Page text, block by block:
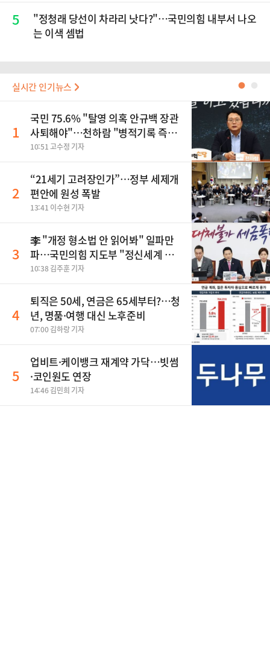
5
​"정청래 당선이 차라리 낫다?"…국민의힘 내부서 나오
는 이색 셈법
실시간 인기뉴스 ●
1
국민 75.6% "탈영 의혹 안규백 장관
사퇴해야"…천하람 "병적기록 즉각
공개하라"
10:51 고수정 기자
2
“21세기 고려장인가”…정부 세제개
편안에 원성 폭발
13:41 이수현 기자
3
李 "개정 형소법 안 읽어봐" 일파만
파…국민의힘 지도부 "정신세계 궁
금하다"
10:38 김주훈 기자
4
퇴직은 50세, 연금은 65세부터?…청
년, 명품·여행 대신 노후준비
07:00 김하랑 기자
5
업비트·케이뱅크 재계약 가닥…빗썸
·코인원도 연장
14:46 김민희 기자